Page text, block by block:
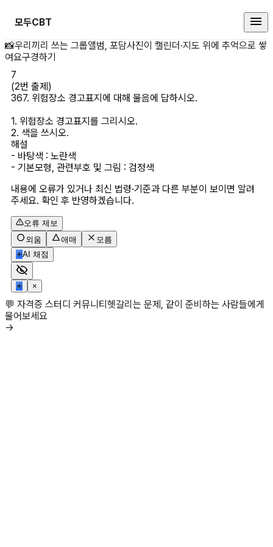
모두CBT
(2번 출제) 367. 위험장소 경고표
📸우리끼리 쓰는 그룹앨범, 포담사진이 캘린더·지도 위에 추억으로 쌓
여요구경하기
7
(2번 출제)
367. 위험장소 경고표지에 대해 물음에 답하시오.
1. 위험장소 경고표지를 그리시오.
2. 색을 쓰시오.
해설
- 바탕색 : 노란색
- 기본모형, 관련부호 및 그림 : 검정색
내용에 오류가 있거나 최신 법령·기준과 다른 부분이 보이면 알려
주세요. 확인 후 반영하겠습니다.
오류 제보
외움
애매
모름
✳AI 채점
✳ ×
💬 자격증 스터디 커뮤니티헷갈리는 문제, 같이 준비하는 사람들에게
물어보세요
→